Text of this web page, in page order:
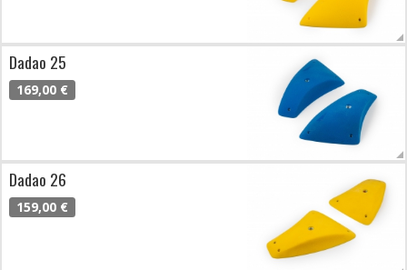
Dadao 25
169,00 €
Dadao 26
159,00 €